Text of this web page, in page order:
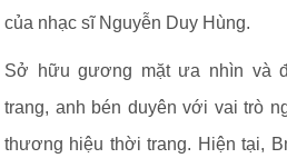
của nhạc sĩ Nguyễn Duy Hùng.
Sở hữu gương mặt ưa nhìn và
trang, anh bén duyên với vai trò
thương hiệu thời trang. Hiện tại,